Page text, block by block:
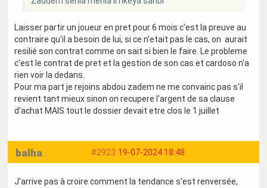
Laisser partir un joueur en pret pour 6 mois c'est la preuve au
contraire qu'il a besoin de lui, si ce n'etait pas le cas, on aurait
resilié son contrat comme on sait si bien le faire. Le probleme
c'est le contrat de pret et la gestion de son cas et cardoso n'a
rien voir la dedans.
Pour ma part je rejoins abdou zadem ne me convainc pas s'il
revient tant mieux sinon on recupere l'argent de sa clause
d'achat MAIS tout le dossier devait etre clos le 1 juillet
#2923 19-07-2024 18:48
balha
J'arrive pas à croire comment la tendance s'est renversée,